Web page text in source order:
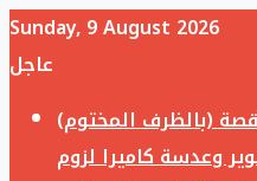
Sunday, 9 August 2026
عاجل
(بالظرف المختوم)
وعدسة كاميرا لزوم